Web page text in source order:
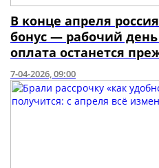
В конце апреля
бонус — рабочий день
оплата останется
7-04-2026, 09:00